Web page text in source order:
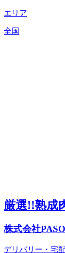
エリア
全国
厳選!!熟成
株式会社
デリバリー・宅